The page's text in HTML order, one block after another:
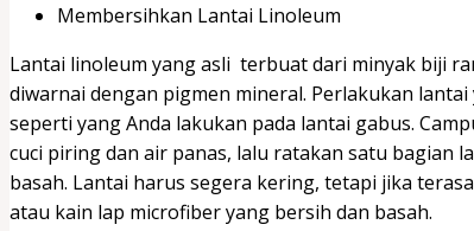
Membersihkan Lantai Linoleum
Lantai linoleum yang asli terbuat dari minyak biji
diwarnai dengan pigmen mineral. Perlakukan
seperti yang Anda lakukan pada lantai gabus.
cuci piring dan air panas, lalu ratakan satu bagian
basah. Lantai harus segera kering, tetapi jika
atau kain lap microfiber yang bersih dan basah.